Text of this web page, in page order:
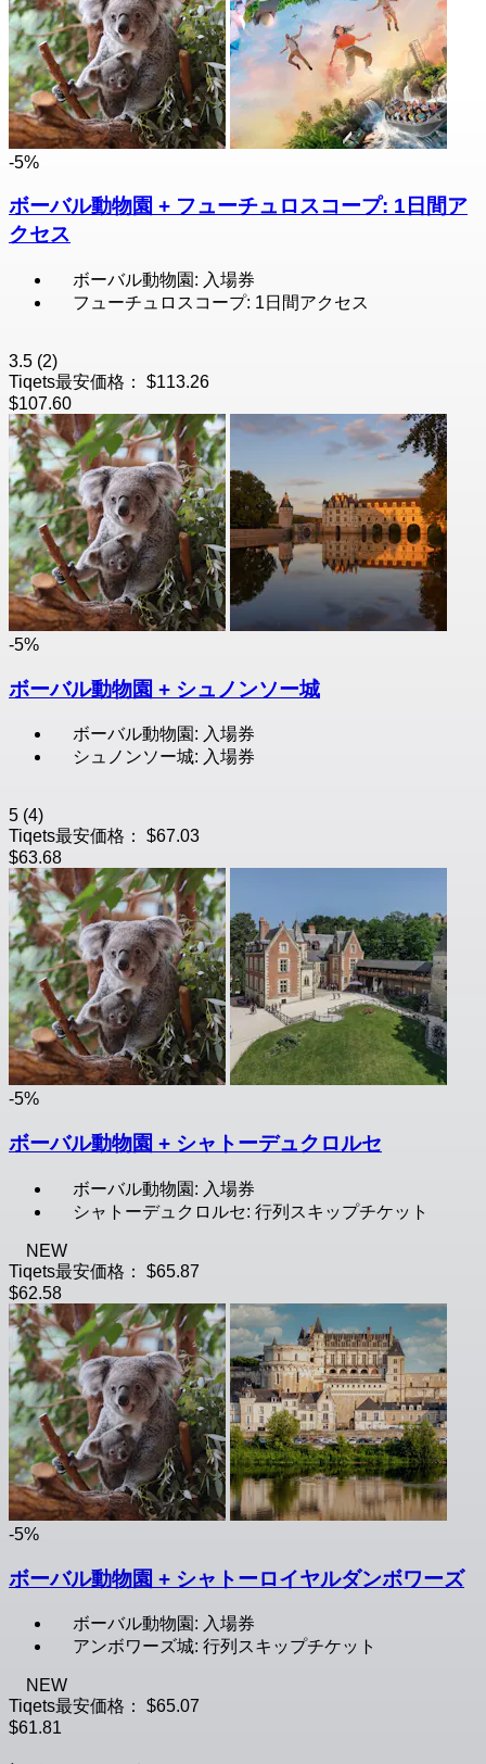
-5%
ボーバル動物園 + フューチュロスコープ: 1日間ア
クセス
ボーバル動物園: 入場券
フューチュロスコープ: 1日間アクセス
3.5 (2)
Tiqets最安価格：
$113.26
$107.60
-5%
ボーバル動物園 + シュノンソー城
ボーバル動物園: 入場券
シュノンソー城: 入場券
5 (4)
Tiqets最安価格：
$67.03
$63.68
-5%
ボーバル動物園 + シャトーデュクロルセ
ボーバル動物園: 入場券
シャトーデュクロルセ: 行列スキップチケット
NEW
Tiqets最安価格：
$65.87
$62.58
-5%
ボーバル動物園 + シャトーロイヤルダンボワーズ
ボーバル動物園: 入場券
アンボワーズ城: 行列スキップチケット
NEW
Tiqets最安価格：
$65.07
$61.81